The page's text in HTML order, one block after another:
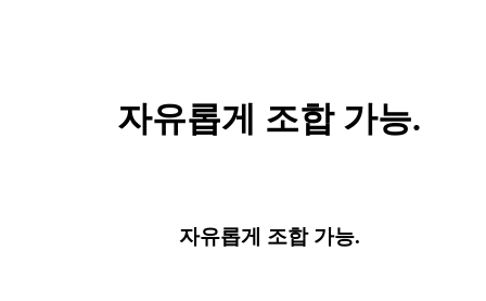
자유롭게 조합 가능.
자유롭게 조합 가능.